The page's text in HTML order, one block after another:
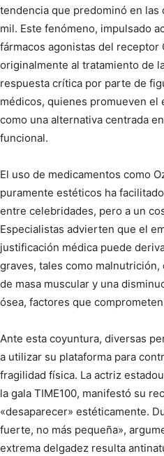
tendencia que predominó en las
mil. Este fenómeno, impulsado
fármacos agonistas del receptor
originalmente al tratamiento de
respuesta crítica por parte de
médicos, quienes promueven el
como una alternativa centrada
funcional.
El uso de medicamentos como
puramente estéticos ha
entre celebridades, pero a un
Especialistas advierten que el
justificación médica puede
graves, tales como
de masa muscular y una
ósea, factores que
Ante esta coyuntura, diversas
a utilizar su plataforma para
fragilidad física. La actriz
la gala TIME100, manifestó su
«desaparecer» estéticamente.
fuerte, no más pequeña»,
extrema delgadez resulta